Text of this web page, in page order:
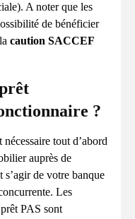
A noter que les
de bénéficier
caution SACCEF
?
tout d’abord
auprès de
s’agir de votre banque
Les
PAS sont